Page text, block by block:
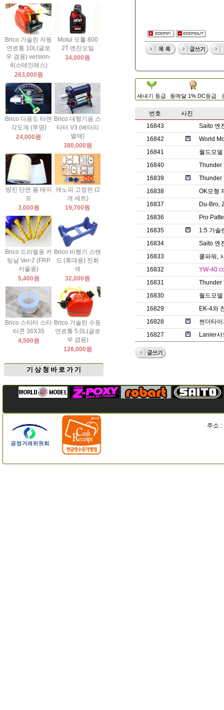
Brico 가솔린 자동
연료통 10L(글로
우 겸용) version-
4(스테인레스)
263,000원
Motul 모튤 800
2T 엔진오일
34,000원
Brico 다용도 타면
각도계 (투명)
24,000원
Brico 대형기용 스
타터 V3 (배터리
별매)
380,000원
방진 단면 폼 테이
프
3,000원
캐노피 고정핀 (2
개 세트)
19,700원
Brico 드라멜용 커
팅날 Ver-2 (FRP
카울용)
5,400원
Brico 비행기 스탠
드 (휴대용) 진회
색
32,000원
Brico 스타터 스타
터콘 36X35
4,500원
Brico 가솔린 수동
연료통 5.0L(글로
우 겸용)
126,000원
기 상 청 바 로 가 기
새내기 등급 동메달 1% DC등급
번호
사진
16843
Saito 엔
16842
World
16841
월드모
16840
Thunder
16839
Thunder
16838
OK모형
16837
Du-Bro,
16836
Pro
16835
1:5 가솔
16834
Saito 엔
16833
쿨파워,
16832
YW-40
16831
Thunder
16830
월드모
16829
EK-4와
16828
썬더타
16827
Lanier사
주소